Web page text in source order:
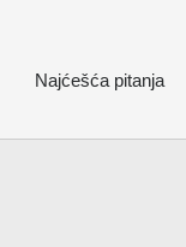
Najćešća pitanja